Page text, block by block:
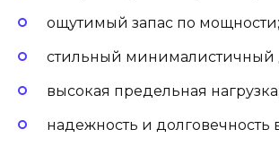
ощутимый запас по мощности;
стильный минималистичный
высокая предельная нагрузка;
надежность и долговечность